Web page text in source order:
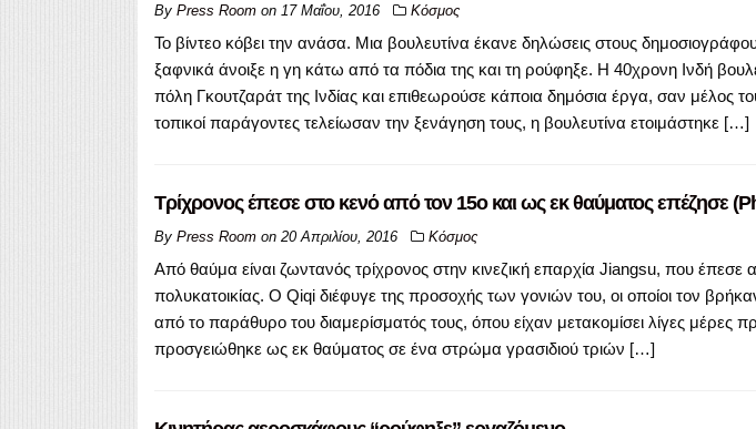
By Press Roomon 17 Μαΐου, 2016 Κόσμος
Το βίντεο κόβει την ανάσα. Μια βουλευτίνα έκανε δηλώσεις στους
ξαφνικά άνοιξε η γη κάτω από τα πόδια της και τη ρούφηξε. Η 40χρονη Ινδή
πόλη Γκουτζαράτ της Ινδίας και επιθεωρούσε κάποια δημόσια έργα, σαν μέλος
τοπικοί παράγοντες τελείωσαν την ξενάγηση τους, η βουλευτίνα ετοιμάστηκε […]
Τρίχρονος έπεσε στο κενό από τον 15ο και ως εκ θαύματος επέζησε
By Press Roomon 20 Απριλίου, 2016 Κόσμος
Από θαύμα είναι ζωντανός τρίχρονος στην κινεζική επαρχία Jiangsu, που έπεσε
πολυκατοικίας. Ο Qiqi διέφυγε της προσοχής των γονιών του, οι οποίοι τον
από το παράθυρο του διαμερίσματός τους, όπου είχαν μετακομίσει λίγες μέρες
προσγειώθηκε ως εκ θαύματος σε ένα στρώμα γρασιδιού τριών […]